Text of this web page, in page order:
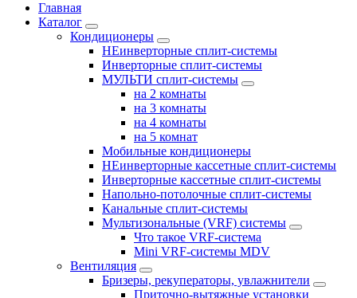
Главная
Каталог
Кондиционеры
НЕинверторные сплит-системы
Инверторные сплит-системы
МУЛЬТИ сплит-системы
на 2 комнаты
на 3 комнаты
на 4 комнаты
на 5 комнат
Мобильные кондиционеры
НЕинверторные кассетные сплит-системы
Инверторные кассетные сплит-системы
Напольно-потолочные сплит-системы
Канальные сплит-системы
Мультизональные (VRF) системы
Что такое VRF-система
Mini VRF-системы MDV
Вентиляция
Бризеры, рекуператоры, увлажнители
Приточно-вытяжные установки